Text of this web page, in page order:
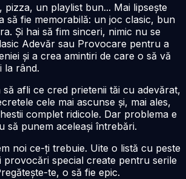
pizza, un playlist bun... Mai lipsește
să fie memorabilă: un joc clasic, bun
Și hai să fim sinceri, nimic nu se
Adevăr sau Provocare pentru a
și a crea amintiri de care o să vă
la rând.
afli ce cred prietenii tăi cu adevărat,
cele mai ascunse și, mai ales,
complet ridicole. Dar problema e
să punem aceleași întrebări.
noi ce-ți trebuie. Uite o listă cu peste
provocări special create pentru serile
te, o să fie epic.